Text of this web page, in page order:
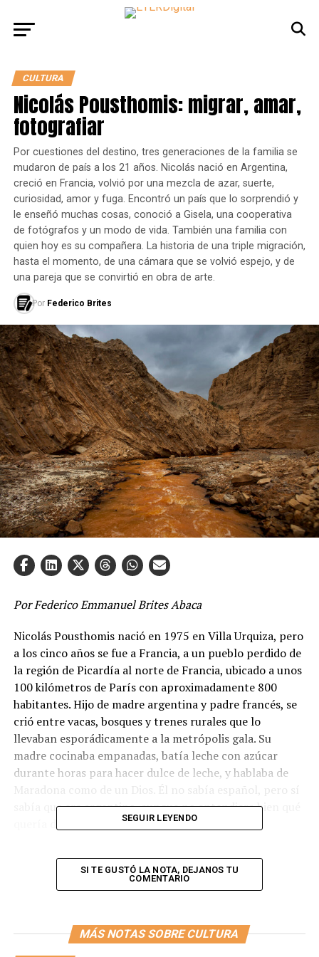
CULTURA
Nicolás Pousthomis: migrar, amar,
fotografiar
Por cuestiones del destino, tres generaciones de la familia se
mudaron de país a los 21 años. Nicolás nació en Argentina,
creció en Francia, volvió por una mezcla de azar, suerte,
curiosidad, amor y fuga. Encontró un país que lo sorprendió y
le enseñó muchas cosas, conoció a Gisela, una cooperativa
de fotógrafos y un modo de vida. También una familia con
quien hoy es su compañera. La historia de una triple migración,
hasta el momento, de una cámara que se volvió espejo, y de
una pareja que se convirtió en obra de arte.
Por Federico Brites
Por Federico Emmanuel Brites Abaca
Nicolás Pousthomis nació en 1975 en Villa Urquiza, pero
a los cinco años se fue a Francia, a un pueblo perdido de
la región de Picardía al norte de Francia, ubicado a unos
100 kilómetros de París con aproximadamente 800
habitantes. Hijo de madre argentina y padre francés, se
crió entre vacas, bosques y trenes rurales que lo
llevaban esporádicamente a la metrópolis gala. Su
madre cocinaba empanadas, batía leche con azúcar
durante horas para hacer dulce de leche, y hablaba de
Maradona como de un Dios. Él no sabía español, pero sí
sabía que era argentino, aunque no entendiera bien qué
Su apellido significa “ventana” en patuá, el idioma de la
montaña. Una hendidura entre los cerros. Quizás ya
tenía marcado su camino en su nombre.
y agrega: “Siempre andaba por ahí, nadie sabía dónde.
SEGUIR LEYENDO
SI TE GUSTÓ LA NOTA, DEJANOS TU
COMENTARIO
MÁS NOTAS SOBRE CULTURA